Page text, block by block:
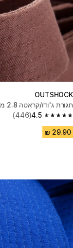
OUTSHOCK
חגורת ג'ודו/קראטה 2.8 מטר - חום
4.5
4.5 out of 5 stars from 446 reviews
(446)